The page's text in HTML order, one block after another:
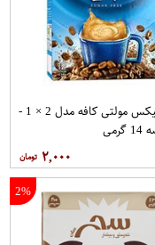
کافی میکس مولتی کافه مدل 2 × 1 -
۲,۰۰۰
2%